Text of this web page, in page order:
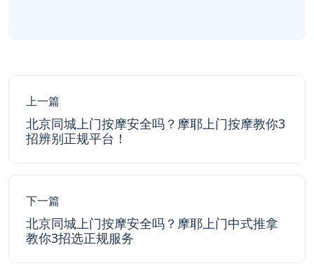
上一篇
北京同城上门按摩安全吗？摩耶上门按摩教你3
招辨别正规平台！
下一篇
北京同城上门按摩安全吗？摩耶上门中式推拿
教你3招选正规服务